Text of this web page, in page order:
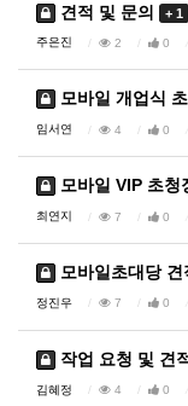
견적 및 문의 + 1
주은진 2 0
모바일 개업식
임서연 4 0
모바일 VIP 초청
최연지 7 0
모바일초대당
정진우 7 0
작업 요청 및 견
김혜정 4 0